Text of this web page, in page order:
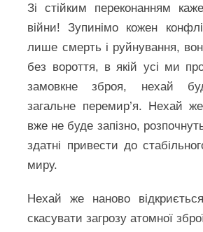
Зі стійким переконанням
війни! Зупинімо кожен
лише смерть і руйнування,
без вороття, в якій усі ми
замовкне зброя, нехай
загальне перемир’я. Нехай
вже не буде запізно,
здатні привести до
миру.
Нехай же наново
скасувати загрозу атомної